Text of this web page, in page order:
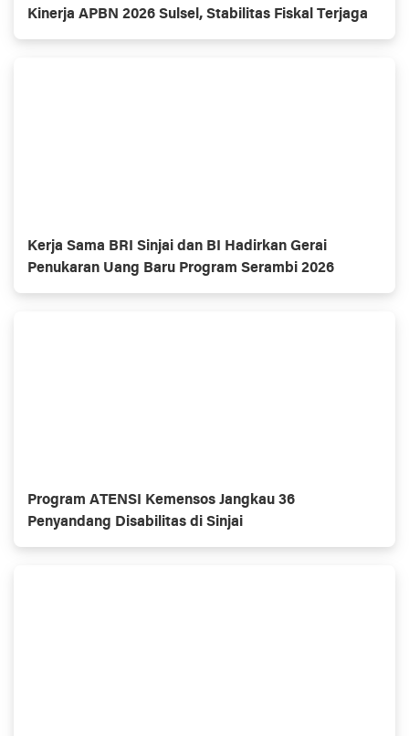
Kinerja APBN 2026 Sulsel, Stabilitas Fiskal Terjaga
Kerja Sama BRI Sinjai dan BI Hadirkan Gerai
Penukaran Uang Baru Program Serambi 2026
Program ATENSI Kemensos Jangkau 36
Penyandang Disabilitas di Sinjai